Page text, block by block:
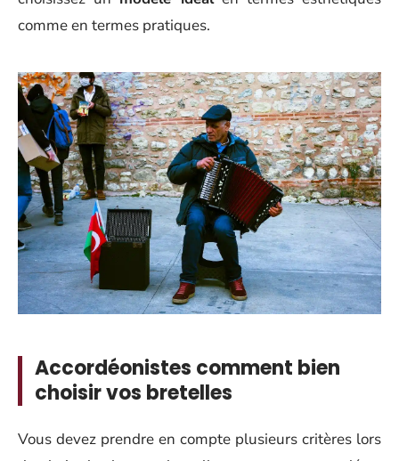
comme en termes pratiques.
Accordéonistes comment bien
choisir vos bretelles
Vous devez prendre en compte plusieurs critères lors